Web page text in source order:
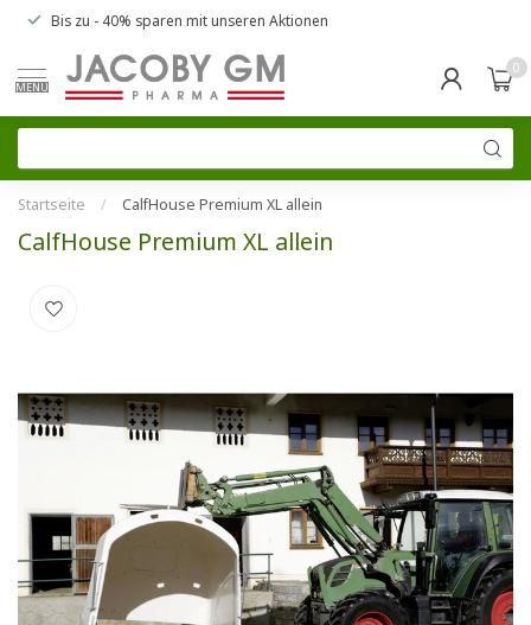
Bis zu - 40% sparen mit unseren Aktionen
MENU
0
Startseite / CalfHouse Premium XL allein
CalfHouse Premium XL allein